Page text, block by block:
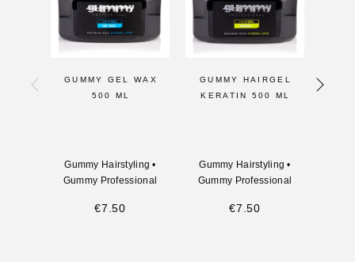
GUMMY GEL WAX
500 ML
Gummy Hairstyling •
Gummy Professional
€7.50
GUMMY HAIRGEL
KERATIN 500 ML
Gummy Hairstyling •
Gummy Professional
€7.50